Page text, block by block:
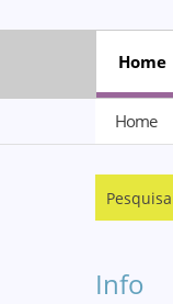
Home
Home
Info